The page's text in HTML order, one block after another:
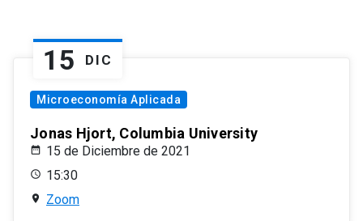
15 DIC
Microeconomía Aplicada
Jonas Hjort, Columbia University
15 de Diciembre de 2021
15:30
Zoom